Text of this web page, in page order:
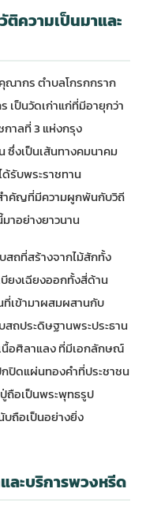
ติความเป็นมาและ
ณากร ตำบลโกรกกราก
เป็นวัดเก่าแก่ที่มีอายุกว่า
าลที่ 3 แห่งกรุง
ซึ่งเป็นเส้นทางคมนาคม
รับพระราชทาน
ำคัญที่มีความผูกพันกับวิถี
าอย่างยาวนาน
สถที่สร้างจากไม้สักทั้ง
บียงเฉียงออกทั้งสี่ด้าน
เข้ามาผสมผสานกับ
ถประดิษฐานพระประธาน
นื้อศิลาแลง ที่มีเอกลักษณ์
ปิดแผ่นทองคำที่ประชาชน
ถือเป็นพระพุทธรูป
บถือเป็นอย่างยิ่ง
ละบริการพวงหรีด